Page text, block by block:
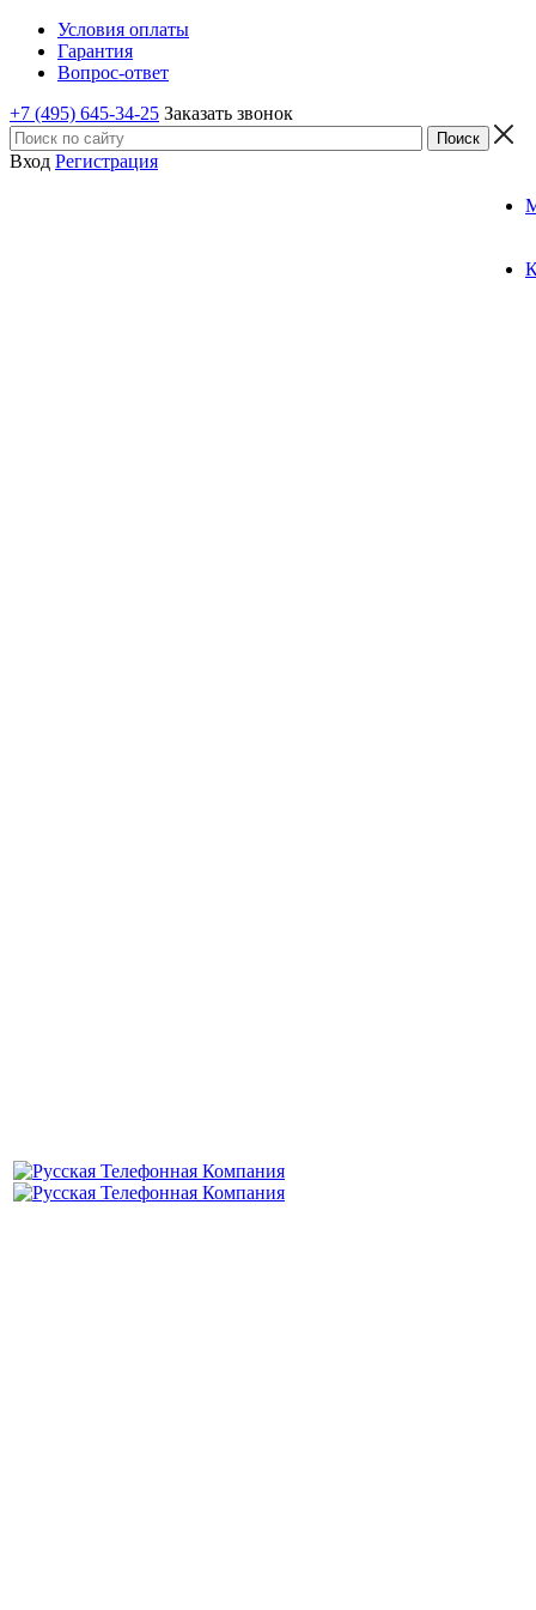
Условия оплаты
Гарантия
Вопрос-ответ
+7 (495) 645-34-25 Заказать звонок
Вход Регистрация